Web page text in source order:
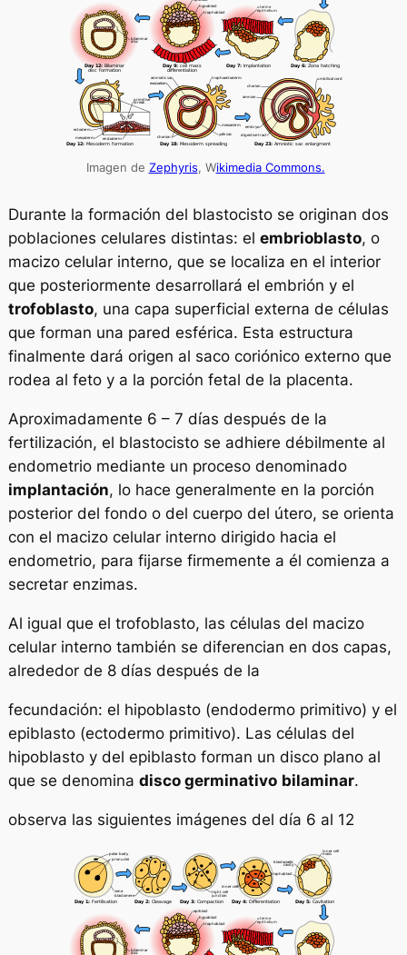
Imagen de Zephyris, Wikimedia Commons.
Durante la formación del blastocisto se originan dos
poblaciones celulares distintas: el embrioblasto, o
macizo celular interno, que se localiza en el interior
que posteriormente desarrollará el embrión y el
trofoblasto, una capa superficial externa de células
que forman una pared esférica. Esta estructura
finalmente dará origen al saco coriónico externo que
rodea al feto y a la porción fetal de la placenta.
Aproximadamente 6 – 7 días después de la
fertilización, el blastocisto se adhiere débilmente al
endometrio mediante un proceso denominado
implantación, lo hace generalmente en la porción
posterior del fondo o del cuerpo del útero, se orienta
con el macizo celular interno dirigido hacia el
endometrio, para fijarse firmemente a él comienza a
secretar enzimas.
Al igual que el trofoblasto, las células del macizo
celular interno también se diferencian en dos capas,
alrededor de 8 días después de la
fecundación: el hipoblasto (endodermo primitivo) y el
epiblasto (ectodermo primitivo). Las células del
hipoblasto y del epiblasto forman un disco plano al
que se denomina disco germinativo bilaminar.
observa las siguientes imágenes del día 6 al 12